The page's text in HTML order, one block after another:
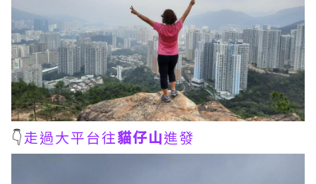
👇走過大平台往貓仔山進發